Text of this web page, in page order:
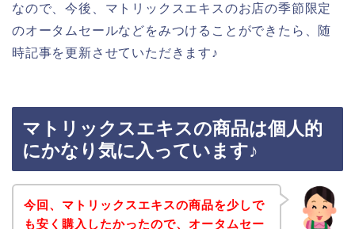
なので、今後、マトリックスエキスのお店の季節限定
のオータムセールなどをみつけることができたら、随
時記事を更新させていただきます♪
マトリックスエキスの商品は個人的
にかなり気に入っています♪
今回、マトリックスエキスの商品を少しで
も安く購入したかったので、オータムセー